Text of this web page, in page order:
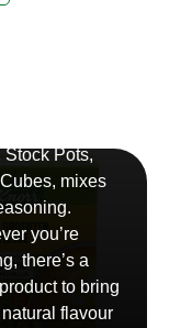
Stock Pots,
mixes
you’re
there’s a
to bring
flavour
Sauzen